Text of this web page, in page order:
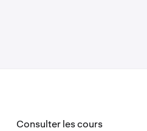
Consulter les cours